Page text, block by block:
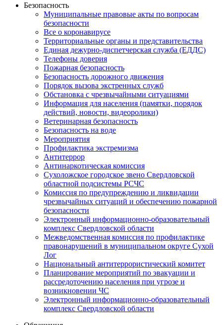
Безопасность
Муниципальные правовые акты по вопросам
безопасности
Все о коронавирусе
Территориальные органы и представительства
Единая дежурно-диспетчерская служба (ЕДДС)
Телефоны доверия
Пожарная безопасность
Безопасность дорожного движения
Порядок вызова экстренных служб
Обстановка с чрезвычайными ситуациями
Информация для населения (памятки, порядок
действий, новости, видеоролики)
Ветеринарная безопасность
Безопасность на воде
Мероприятия
Профилактика экстремизма
Антитеррор
Антинаркотическая комиссия
Сухоложское городское звено Свердловской
областной подсистемы РСЧС
Комиссия по предупреждению и ликвидации
чрезвычайных ситуаций и обеспечению пожарной
безопасности
Электронный информационно-образовательный
комплекс Cвердловской области
Межведомственная комиссия по профилактике
правонарушений в муниципальном округе Сухой
Лог
Национальный антитеррористический комитет
Планирование мероприятий по эвакуации и
рассредоточению населения при угрозе и
возникновении ЧС
Электронный информационно-образовательный
комплекс Свердловской области